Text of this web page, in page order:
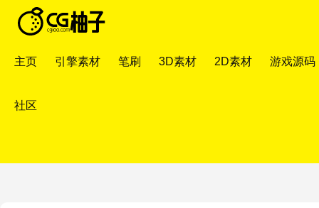
主页 引擎素材 笔刷 3D素材 2D素材 游戏源码
社区